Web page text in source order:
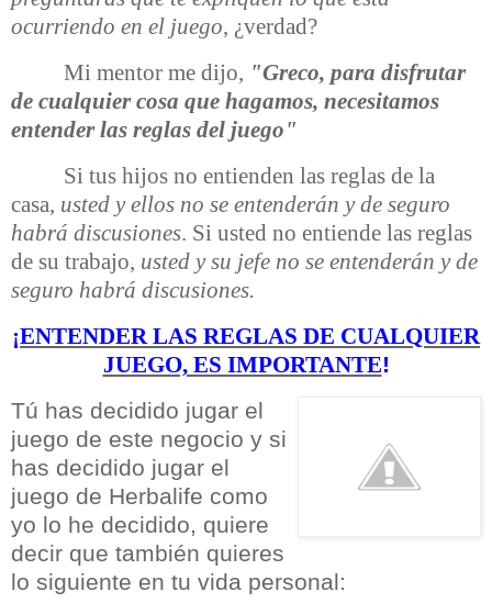
ocurriendo en el juego, ¿verdad?
Mi mentor me dijo, "Greco, para disfrutar
de cualquier cosa que hagamos, necesitamos
entender las reglas del juego"
Si tus hijos no entienden las reglas de la
casa, usted y ellos no se entenderán y de seguro
habrá discusiones. Si usted no entiende las reglas
de su trabajo, usted y su jefe no se entenderán y de
seguro habrá discusiones.
¡ENTENDER LAS REGLAS DE CUALQUIER
JUEGO, ES IMPORTANTE!
Tú has decidido jugar el
juego de este negocio y si
has decidido jugar el
juego de Herbalife como
yo lo he decidido, quiere
decir que también quieres
lo siguiente en tu vida personal: